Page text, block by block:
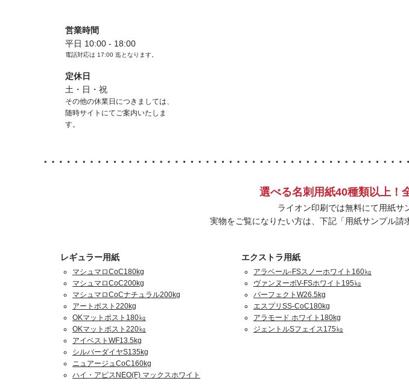
営業時間
平日 10:00 - 18:00
電話対応は 17:00 迄となります。
定休日
土・日・祝
その他の休業日につきましては、
随時サイトにてご案内いたしま
す。
選べる名刺用紙40種類以上！
ライオン印刷では無料にて用紙サ
実物をご覧になりたい方は、下記「用紙サンプル請
レギュラー用紙
マシュマロCoC180kg
マシュマロCoC200kg
マシュマロCoCナチュラル200kg
アートポスト220kg
OKマットポスト180㎏
OKマットポスト220㎏
アイベストWF13.5kg
シルバーダイヤS135kg
ニュアージュCoC160kg
ハイ・アピスNEO(F) マックスホワイト
エクストラ用紙
アラベール-FSスノーホワイト160㎏
ヴァンヌーボV-FSホワイト195㎏
パーフェクトW26.5kg
エスプリSS-CoC180kg
アラモード ホワイト180kg
ジェントルSフェイス175㎏